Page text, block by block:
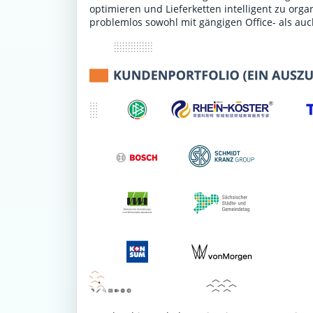
optimieren und Lieferketten intelligent zu
problemlos sowohl mit gängigen Office- als